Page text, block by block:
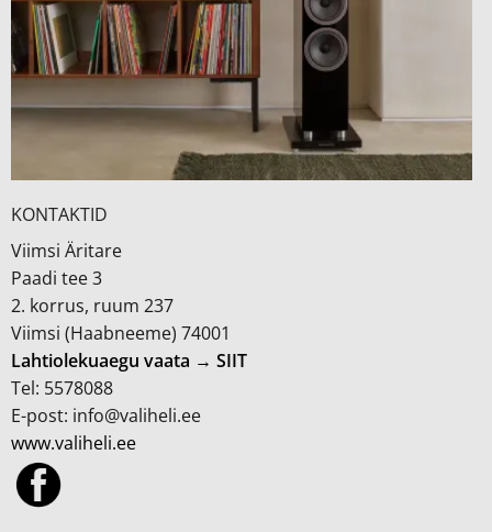
KONTAKTID
Viimsi Äritare
Paadi tee 3
2. korrus, ruum 237
Viimsi (Haabneeme) 74001
Lahtiolekuaegu vaata → SIIT
Tel: 5578088
E-post: info@valiheli.ee
www.valiheli.ee